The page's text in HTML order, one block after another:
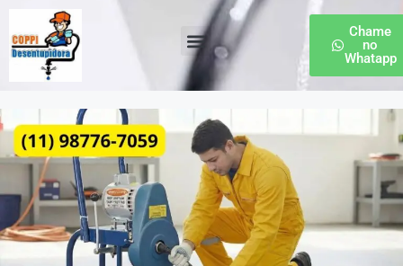
Chame
no
Whatapp